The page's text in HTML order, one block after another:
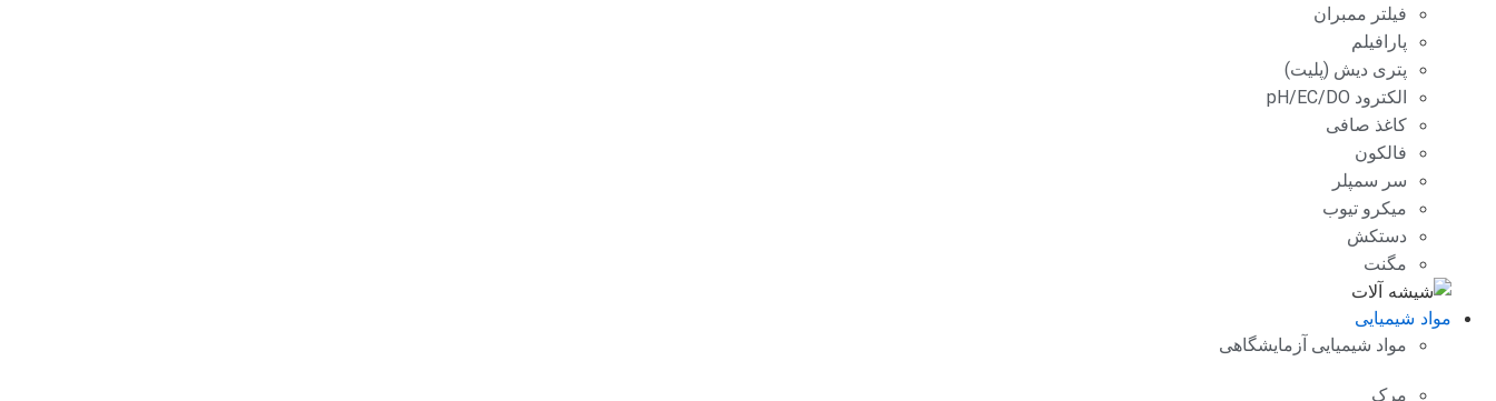
فیلتر ممبران
پارافیلم
پتری دیش (پلیت)
الکترود pH/EC/DO
کاغذ صافی
فالکون
سر سمپلر
میکرو تیوب
دستکش
مگنت
مواد شیمیایی
مواد شیمیایی آزمایشگاهی
مرک